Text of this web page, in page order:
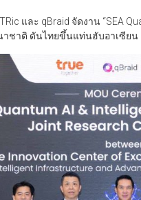
และ qBraid จัดงาน “SEA
ชาติ ดันไทยขึ้นแท่นฮับอาเซียน